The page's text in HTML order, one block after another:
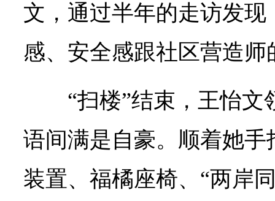
文，通过半年的走访发
感、安全感跟社区营造
“扫楼”结束，王怡
语间满是自豪。顺着她
装置、福橘座椅、“两岸